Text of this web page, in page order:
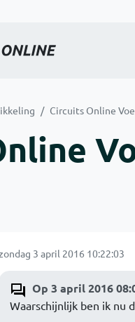
Circuits Online
3 april 2016 10:22:03
Op 3 april 2016
Waarschijnlijk ben ik nu